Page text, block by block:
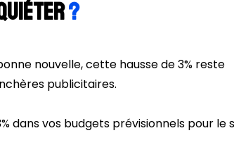
?
nouvelle, cette hausse de 3% reste
publicitaires.
dans vos budgets prévisionnels pour le